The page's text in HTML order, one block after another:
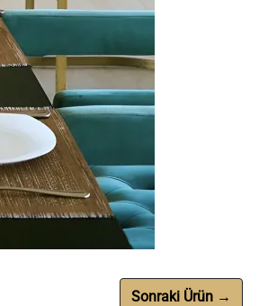
Sonraki Ürün →